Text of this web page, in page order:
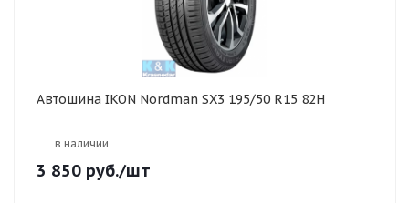
Автошина IKON Nordman SX3 195/50 R15 82H
в наличии
3 850 руб./шт